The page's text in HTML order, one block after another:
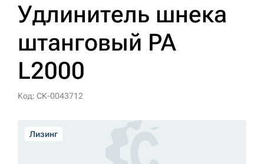
Удлинитель шнека
штанговый PA
L2000
Код: СК-0043712
Лизинг
Доставка и оплата
Информация
Контакты
3D тур по производству